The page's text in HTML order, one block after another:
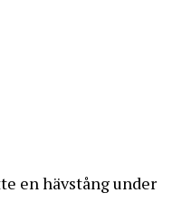
en hävstång under